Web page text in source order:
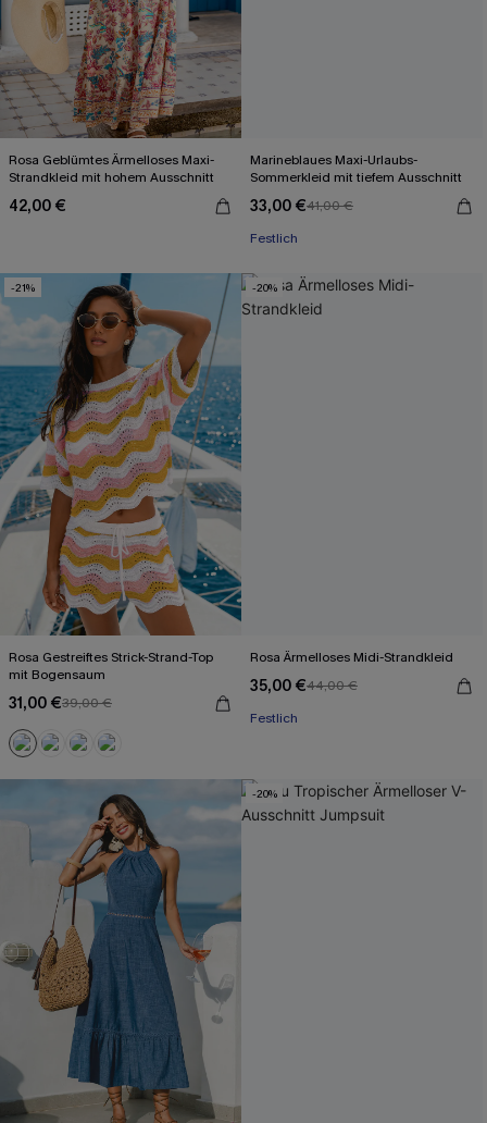
Rosa Geblümtes Ärmelloses Maxi-
Strandkleid mit hohem Ausschnitt
42,00 €
Marineblaues Maxi-Urlaubs-
Sommerkleid mit tiefem Ausschnitt
33,00 €41,00 €
Mit Gratis-Maßband
-21%
Rosa Gestreiftes Strick-Strand-Top
mit Bogensaum
31,00 €39,00 €
-20%
Rosa Ärmelloses Midi-Strandkleid
35,00 €44,00 €
Festlich
-20%